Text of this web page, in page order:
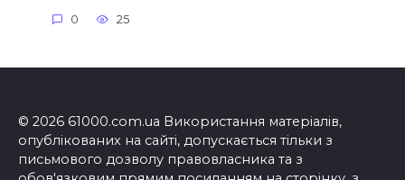
0 25
© 2026 61000.com.ua Використання матеріалів,
опублікованих на сайті, допускається тільки з
письмового дозволу правовласника та з